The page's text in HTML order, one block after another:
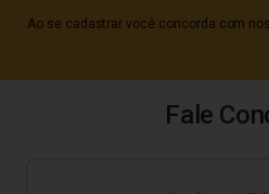
Ao se cadastrar você concorda com
Fale